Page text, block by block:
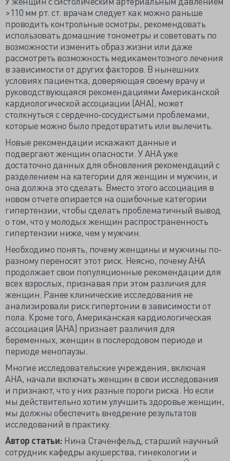
>110 мм рт. ст. врачам следует как можно раньше
проводить контрольные осмотры, рекомендовать
использовать домашние тонометры и советовать по
возможности изменить образ жизни или даже
рассмотреть возможность медикаментозного лечения
в зависимости от других факторов. В нынешних
условиях пациентка, доверяющая своему врачу и
руководствующаяся рекомендациями Американской
кардиологической ассоциации (AHA), может
столкнуться с сердечно-сосудистыми проблемами,
которые можно было предотвратить или вылечить.
Новые рекомендации искажают данные и
подвергают женщин опасности. У AHA уже
достаточно данных для обновления рекомендаций с
разделением на категории для женщин и мужчин, и
она должна это сделать. Вместо этого ассоциация в
новом отчете опирается на ошибочные категории
гипертензии, чтобы сделать проблематичный вывод
о том, что у молодых женщин распространенность
гипертензии ниже, чем у мужчин.
Необходимо понять, почему женщины и мужчины по-
разному переносят этот риск. Неясно, почему AHA
продолжает свои популяционные рекомендации для
всех взрослых, признавая при этом различия для
женщин. Ранее клинические исследования не
анализировали риск гипертонии в зависимости от
пола. Кроме того, Американская кардиологическая
ассоциация (AHA) признает различия для
беременных, женщин в послеродовом периоде и
периоде менопаузы.
Многие исследовательские учреждения, включая
AHA, начали включать женщин в свои исследования
и признают, что у них разные пороги риска. Но если
мы действительно хотим улучшить здоровье женщин,
мы должны обеспечить внедрение результатов
исследований в практику.
Автор статьи: Нина Стаченфельд, старший научный
сотрудник кафедры акушерства, гинекологии и